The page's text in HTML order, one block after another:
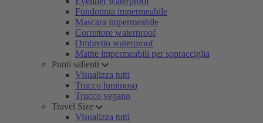
Fondotinta impermeabile
Mascara impermeabile
Correttore waterproof
Ombretto waterproof
Matite impermeabili per sopracciglia
Punti salienti
Visualizza tutti
Trucco luminoso
Trucco vegano
Travel Size
Visualizza tutti